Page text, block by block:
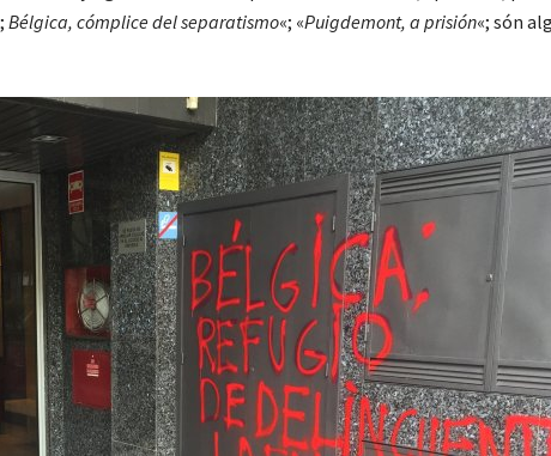
Bélgica, cómplice del separatismo«; «Puigdemont, a prisión«; són